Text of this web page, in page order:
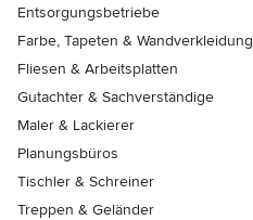
Entsorgungsbetriebe
Farbe, Tapeten & Wandverkleidung
Fliesen & Arbeitsplatten
Gutachter & Sachverständige
Maler & Lackierer
Planungsbüros
Tischler & Schreiner
Treppen & Geländer